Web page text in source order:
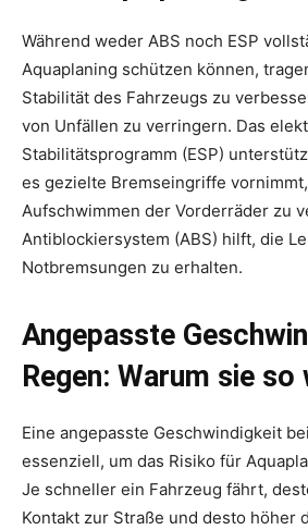
Während weder ABS noch ESP
Aquaplaning schützen können,
Stabilität des Fahrzeugs zu
von Unfällen zu verringern. Das
Stabilitätsprogramm (ESP)
es gezielte Bremseingriffe
Aufschwimmen der Vorderräder zu
Antiblockiersystem (ABS) hilft, die
Notbremsungen zu erhalten.
Angepasste
Regen: Warum sie
Eine angepasste Geschwindigkeit
essenziell, um das Risiko für
Je schneller ein Fahrzeug fährt,
Kontakt zur Straße und desto höher